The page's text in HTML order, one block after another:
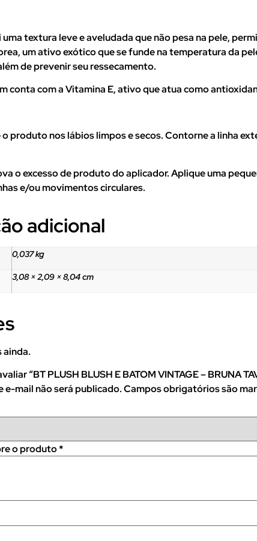
uma textura leve e aveludada que não pesa na pele,
um ativo exótico que se funde na temperatura da
de prevenir seu ressecamento.
conta com a Vitamina E, ativo que atua como
produto nos lábios limpos e secos. Contorne a linha
o excesso de produto do aplicador. Aplique uma
e/ou movimentos circulares.
adicional
0,037 kg
3,08 × 2,09 × 8,04 cm
ainda.
“BT PLUSH BLUSH E BATOM VINTAGE – BRUNA
e-mail não será publicado.Campos obrigatórios são
o produto*